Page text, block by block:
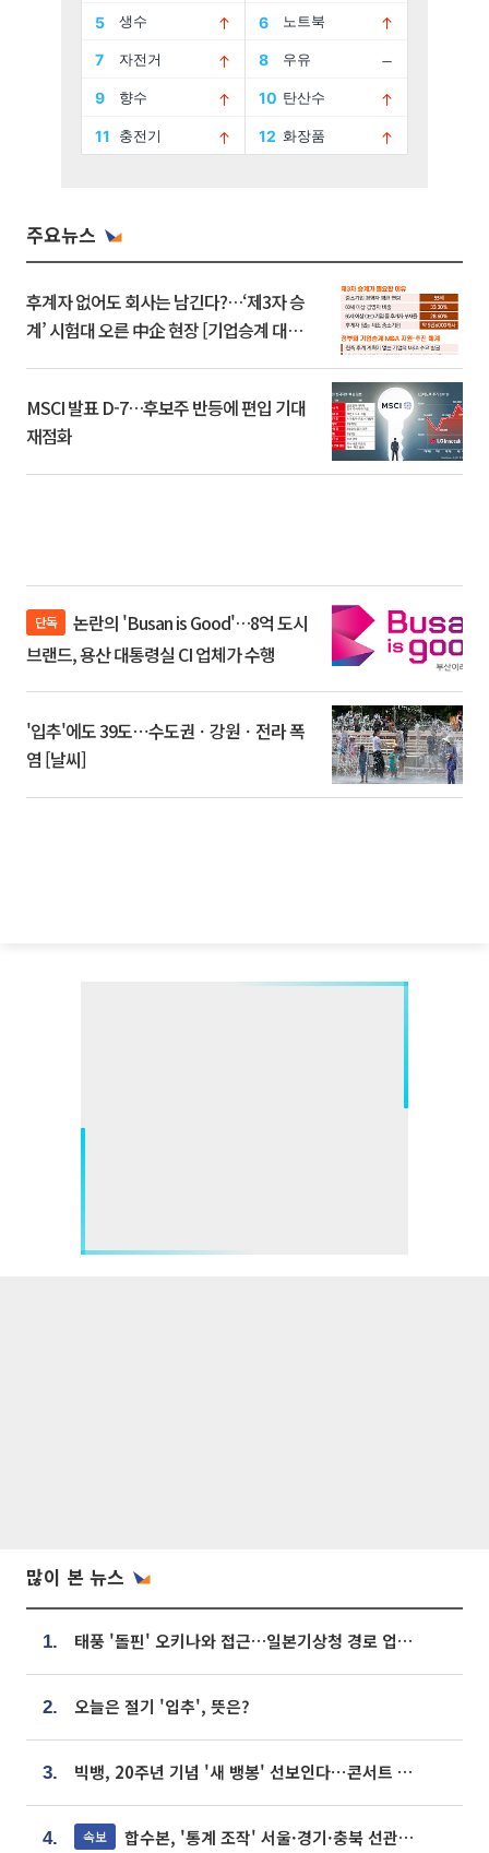
주요뉴스
후계자 없어도 회사는 남긴다?…‘제3자 승
계’ 시험대 오른 中企 현장 [기업승계 대전
MSCI 발표 D-7…후보주 반등에 편입 기대
재점화
단독
브랜드, 용산 대통령실 CI 업체가 수행
'입추'에도 39도⋯수도권ㆍ강원ㆍ전라 폭
염 [날씨]
많이 본 뉴스
1. 태풍 '돌핀' 오키나와 접근…일본기상청 경로 업데이트
2. 오늘은 절기 '입추', 뜻은?
3. 빅뱅, 20주년 기념 '새 뱅봉' 선보인다⋯콘서트 앞두고 팝업 개최
4. 속보 합수본, '통계 조작' 서울·경기·충북 선관위 등 추가 압수수색